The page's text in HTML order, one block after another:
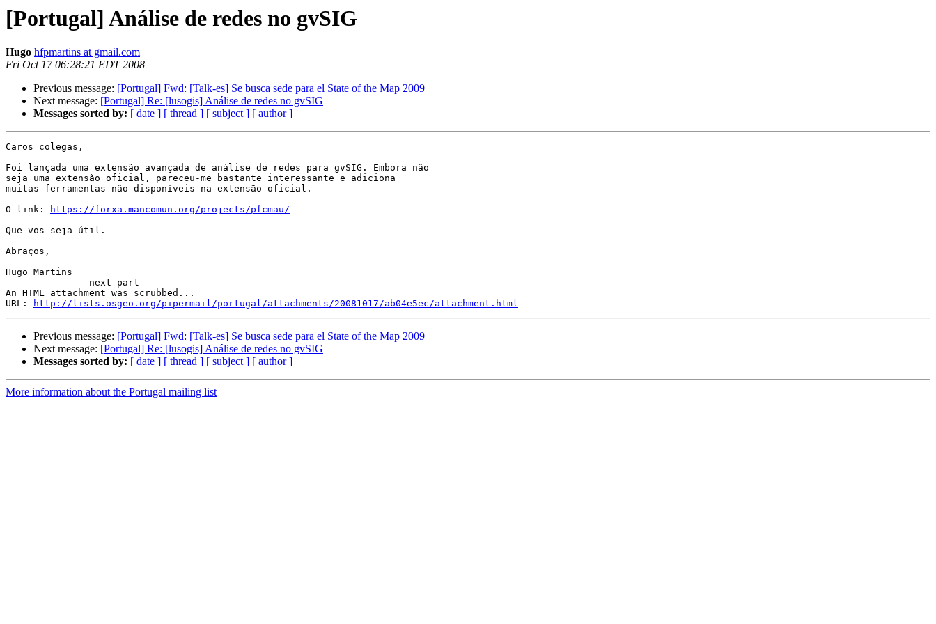
[Portugal] Análise de redes no gvSIG
Hugo hfpmartins at gmail.com
Fri Oct 17 06:28:21 EDT 2008
Previous message: [Portugal] Fwd: [Talk-es] Se busca sede para el State of the Map 2009
Next message: [Portugal] Re: [lusogis] Análise de redes no gvSIG
Messages sorted by: [ date ] [ thread ] [ subject ] [ author ]
Caros colegas,
Foi lançada uma extensão avançada de análise de redes para gvSIG. Embora não
seja uma extensão oficial, pareceu-me bastante interessante e adiciona
muitas ferramentas não disponíveis na extensão oficial.
O link:
https://forxa.mancomun.org/projects/pfcmau/
Que vos seja útil.
Abraços,
Hugo Martins
-------------- next part --------------
An HTML attachment was scrubbed...
URL:
http://lists.osgeo.org/pipermail/portugal/attachments/20081017/ab04e5ec/attachment.html
Previous message: [Portugal] Fwd: [Talk-es] Se busca sede para el State of the Map 2009
Next message: [Portugal] Re: [lusogis] Análise de redes no gvSIG
Messages sorted by: [ date ] [ thread ] [ subject ] [ author ]
More information about the Portugal mailing list